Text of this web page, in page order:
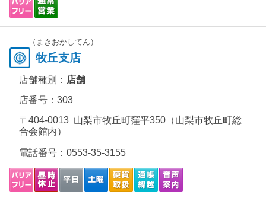
（まきおかしてん）
牧丘支店
店舗種別： 店舗
店番号：303
〒404-0013 山梨市牧丘町窪平350（山梨市牧丘町総
合会館内）
電話番号： 0553-35-3155